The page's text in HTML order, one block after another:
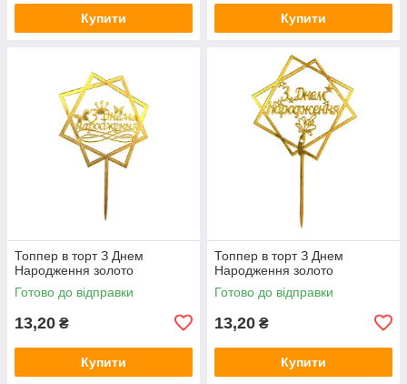
Купити Купити
Топпер в торт З Днем
Народження золото
Готово до відправки
13,20 ₴
Купити
Топпер в торт З Днем
Народження золото
Готово до відправки
13,20 ₴
Купити